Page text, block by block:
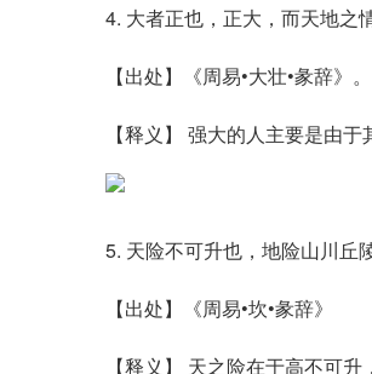
4. 大者正也，正大，而天地之
【出处】《周易•大壮•彖辞》。
【释义】 强大的人主要是由
5. 天险不可升也，地险山川丘
【出处】《周易•坎•彖辞》
【释义】 天之险在于高不可